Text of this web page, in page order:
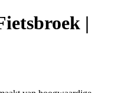
|